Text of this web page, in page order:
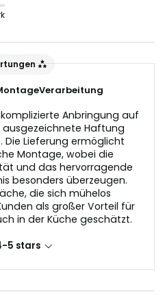
in der
Anbringen staub- und
Verarbeitung
Anbringung auf
Haftung
Die Lieferung ermöglicht
Montage, wobei die
und das hervorragende
besonders überzeugen.
die sich mühelos
als großer Vorteil für
in der Küche geschätzt.
5 stars